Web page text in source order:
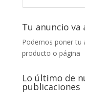
Tu anuncio va
Podemos poner tu
producto o página
Lo último de
publicaciones